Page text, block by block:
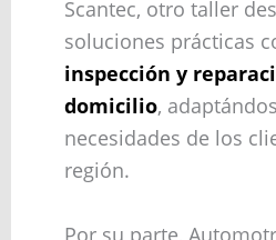
Scantec, otro taller
soluciones prácticas
inspección y
domicilio,
necesidades de los
región.
Por su parte,